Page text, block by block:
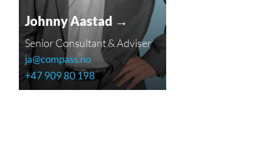
Johnny Aastad →
Senior Consultant & Adviser
ja@compass.no
+47 909 80 198